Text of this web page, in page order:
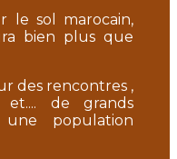
le sol marocain,
bien plus que
des rencontres ,
de grands
une population